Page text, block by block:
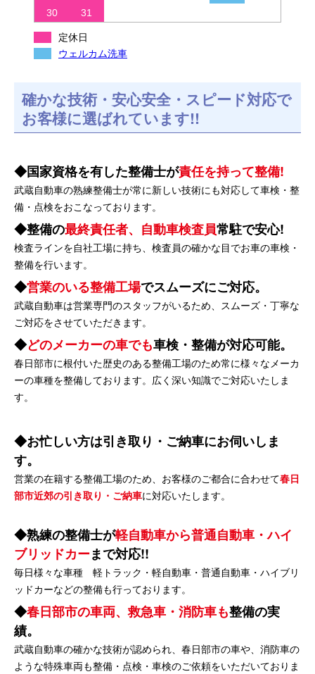
30
31
定休日
ウェルカム洗車
確かな技術・安心安全・スピード対応で
お客様に選ばれています!!
国家資格を有した整備士が責任を持って整備!
武蔵自動車の熟練整備士が常に新しい技術にも対応して車検・整
備・点検をおこなっております。
整備の最終責任者、自動車検査員常駐で安心!
検査ラインを自社工場に持ち、検査員の確かな目でお車の車検・
整備を行います。
営業のいる整備工場でスムーズにご対応。
武蔵自動車は営業専門のスタッフがいるため、スムーズ・丁寧な
ご対応をさせていただきます。
どのメーカーの車でも車検・整備が対応可能。
春日部市に根付いた歴史のある整備工場のため常に様々なメーカ
ーの車種を整備しております。広く深い知識でご対応いたしま
す。
お忙しい方は引き取り・ご納車にお伺いしま
す。
営業の在籍する整備工場のため、お客様のご都合に合わせて春日
部市近郊の引き取り・ご納車に対応いたします。
熟練の整備士が軽自動車から普通自動車・ハイ
ブリッドカーまで対応!!
毎日様々な車種 軽トラック・軽自動車・普通自動車・ハイブリ
ッドカーなどの整備も行っております。
春日部市の車両、救急車・消防車も整備の実
績。
武蔵自動車の確かな技術が認められ、春日部市の車や、消防車の
ような特殊車両も整備・点検・車検のご依頼をいただいておりま